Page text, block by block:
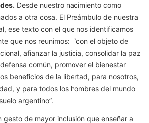
Desde nuestro nacimiento como
a otra cosa. El Preámbulo de nuestra
ese texto con el que nos identificamos
que nos reunimos: “con el objeto de
afianzar la justicia, consolidar la paz
común, promover el bienestar
beneficios de la libertad, para nosotros,
y para todos los hombres del mundo
argentino”.
gesto de mayor inclusión que enseñar a